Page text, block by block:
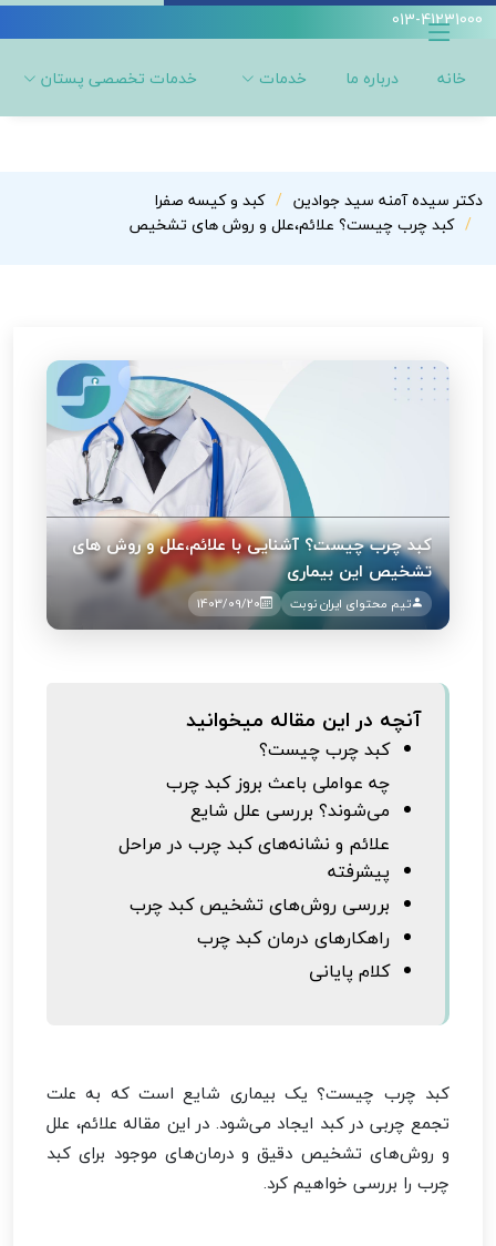
013-41231000
خانه درباره ما خدمات خدمات تخصصی پستان
دکتر سیده آمنه سید جوادین
کبد و کیسه صفرا
کبد چرب چیست؟ علائم،علل و روش های تشخیص
کبد چرب چیست؟ آشنایی با علائم،علل و روش های
تشخیص این بیماری
تیم محتوای ایران نوبت 1403/09/20
آنچه در این مقاله میخوانید
کبد چرب چیست؟
چه عواملی باعث بروز کبد چرب
می‌شوند؟ بررسی علل شایع
علائم و نشانه‌های کبد چرب در مراحل
پیشرفته
بررسی روش‌های تشخیص کبد چرب
راهکارهای درمان کبد چرب
کلام پایانی
کبد چرب چیست؟ یک بیماری شایع است که به علت
تجمع چربی در کبد ایجاد می‌شود. در این مقاله علائم، علل
و روش‌های تشخیص دقیق و درمان‌های موجود برای کبد
چرب را بررسی خواهیم کرد.